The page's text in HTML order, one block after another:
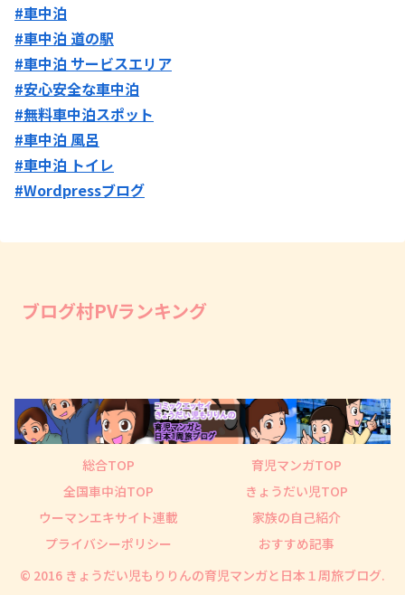
#車中泊
#車中泊 道の駅
#車中泊 サービスエリア
#安心安全な車中泊
#無料車中泊スポット
#車中泊 風呂
#車中泊 トイレ
#Wordpressブログ
ブログ村PVランキング
総合TOP
育児マンガTOP
全国車中泊TOP
きょうだい児TOP
ウーマンエキサイト連載
家族の自己紹介
プライバシーポリシー
おすすめ記事
© 2016 きょうだい児もりりんの育児マンガと日本１周旅ブログ.